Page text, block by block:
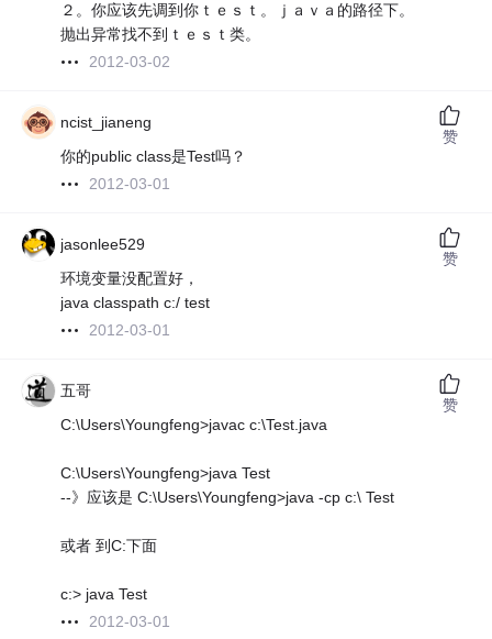
２。你应该先调到你ｔｅｓｔ。ｊａｖａ的路径下。
抛出异常找不到ｔｅｓｔ类。
2012-03-02
ncist_jianeng
你的public class是Test吗？
2012-03-01
赞
jasonlee529
环境变量没配置好，
java classpath c:/ test
2012-03-01
赞
五哥
C:\Users\Youngfeng>javac c:\Test.java
C:\Users\Youngfeng>java Test
--》应该是 C:\Users\Youngfeng>java -cp c:\ Test
或者 到C:下面
c:> java Test
2012-03-01
赞